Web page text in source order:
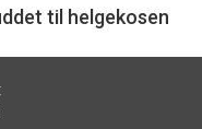
til helgekosen